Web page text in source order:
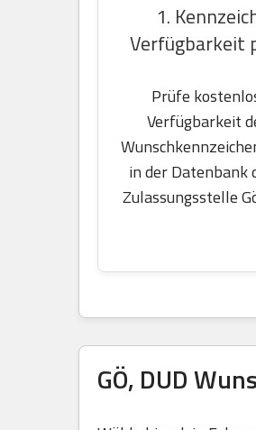
1.
Verfügbarkeit
Prüfe
Verfügbarkeit
in der Datenbank
Zulassungsstelle
GÖ, DUD